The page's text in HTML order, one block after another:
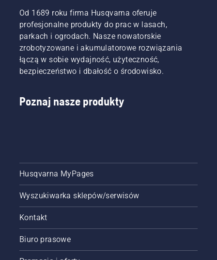
jeszcze
większej
liczbie
– bez
przewodów
ograniczających
skomplikowanej
instalacji.
Od 1689 roku firma Husqvarna oferuje
profesjonalne produkty do prac w lasach,
parkach i ogrodach. Nasze nowatorskie
zrobotyzowane i akumulatorowe rozwiązania
łączą w sobie wydajność, użyteczność,
bezpieczeństwo i dbałość o środowisko.
Poznaj nasze produkty
Husqvarna MyPages
Wyszukiwarka sklepów/serwisów
Kontakt
Biuro prasowe